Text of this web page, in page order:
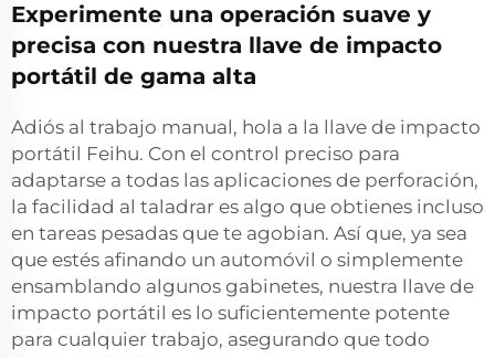
Experimente una operación suave y
precisa con nuestra llave de impacto
portátil de gama alta
Adiós al trabajo manual, hola a la llave de impacto
portátil Feihu. Con el control preciso para
adaptarse a todas las aplicaciones de perforación,
la facilidad al taladrar es algo que obtienes incluso
en tareas pesadas que te agobian. Así que, ya sea
que estés afinando un automóvil o simplemente
ensamblando algunos gabinetes, nuestra llave de
impacto portátil es lo suficientemente potente
para cualquier trabajo, asegurando que todo